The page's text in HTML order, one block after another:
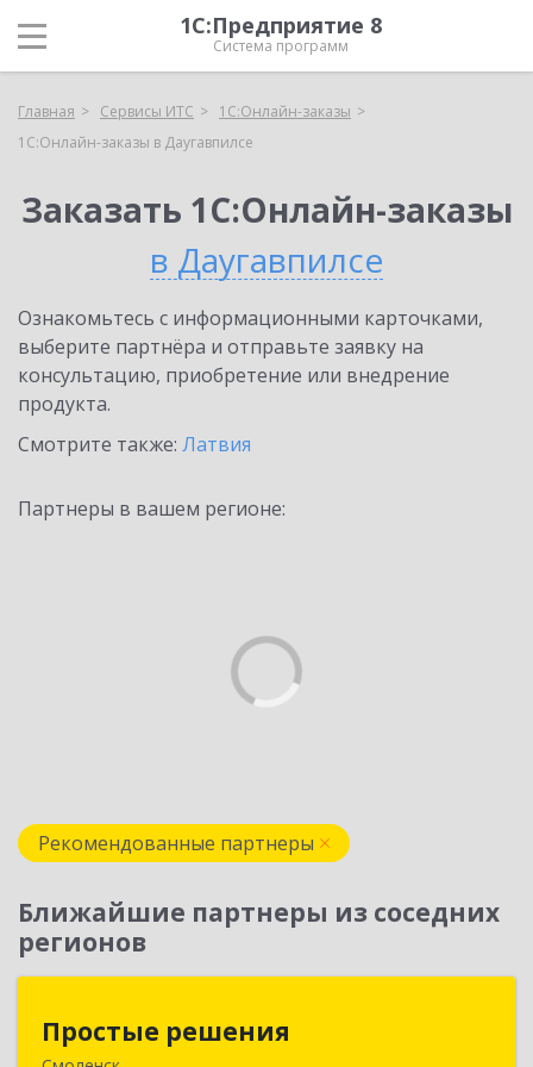
1С:Предприятие 8
Система программ
Главная Сервисы ИТС
1С:Онлайн-заказы
1С:Онлайн-заказы в Даугавпилсе
Заказать 1С:Онлайн-заказы
в Даугавпилсе
Ознакомьтесь с информационными карточками,
выберите партнёра и отправьте заявку на
консультацию, приобретение или внедрение
продукта.
Смотрите также: Латвия
Партнеры в вашем регионе:
Рекомендованные партнеры
Ближайшие партнеры из соседних
регионов
Простые решения